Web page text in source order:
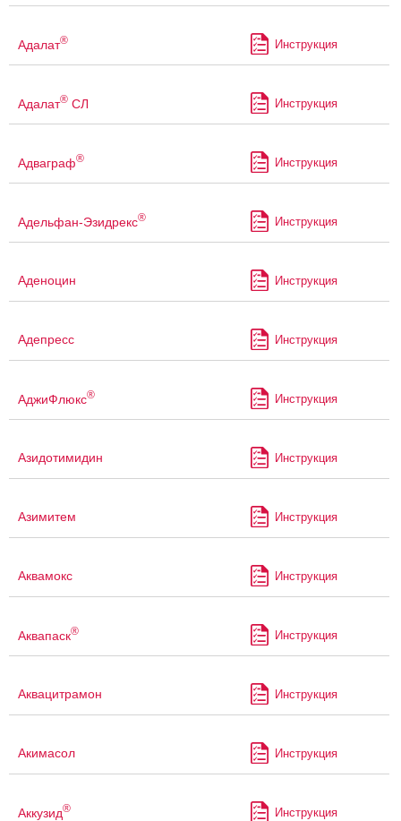
Адалат® Инструкция
Адалат® СЛ Инструкция
Адваграф® Инструкция
Адельфан-Эзидрекс® Инструкция
Аденоцин Инструкция
Адепресс Инструкция
АджиФлюкс® Инструкция
Азидотимидин Инструкция
Азимитем Инструкция
Аквамокс Инструкция
Аквапаск® Инструкция
Аквацитрамон Инструкция
Акимасол Инструкция
Аккузид® Инструкция